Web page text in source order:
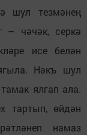
шул тезмәнең
– чәчәк, серкә
исе белән
Нәкъ шул
ялгап ала.
тартып, өйдән
намаз